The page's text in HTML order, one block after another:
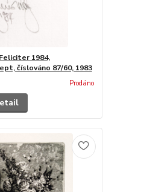
1984,
číslováno 87/60, 1983
Prodáno